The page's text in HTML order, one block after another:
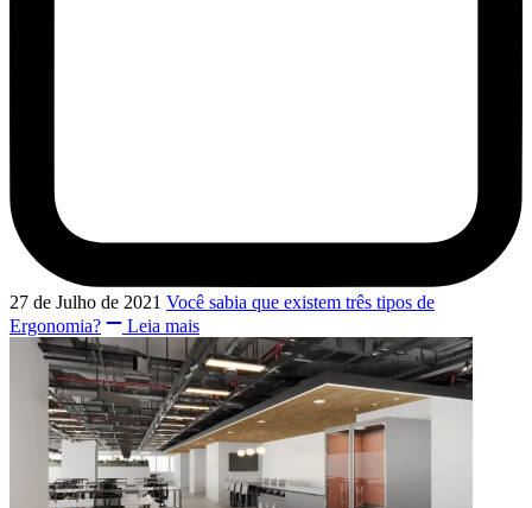
27 de Julho de 2021 Você sabia que existem três tipos de
Ergonomia?
Leia mais